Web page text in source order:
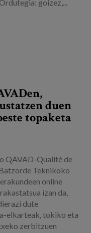
goizez,...
duen
topaketa
QAVAD-Qualité de
Teknikoko
online
izan da,
dute
elkarteak, tokiko eta
zerbitzuen